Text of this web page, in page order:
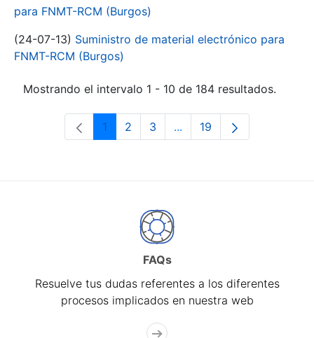
para FNMT-RCM (Burgos)
(24-07-13) Suministro de material electrónico para
FNMT-RCM (Burgos)
Mostrando el intervalo 1 - 10 de 184 resultados.
Página
1 Página
2 Página
3 ...Páginas intermedias Use
Página
19
FAQs
Resuelve tus dudas referentes a los diferentes
procesos implicados en nuestra web